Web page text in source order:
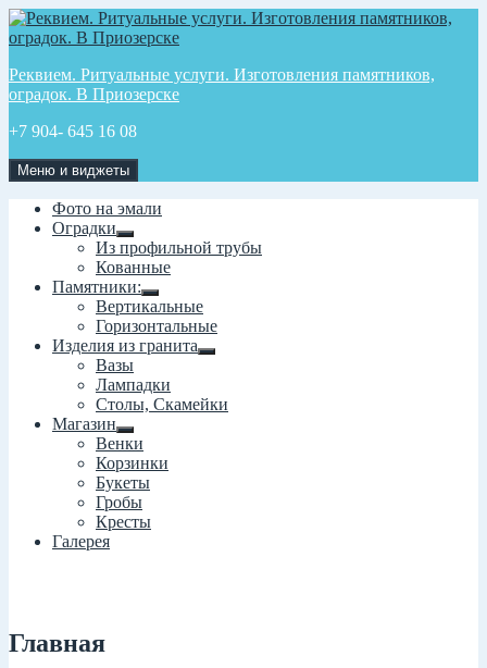
Перейти
к
Реквием. Ритуальные услуги. Изготовления памятников,
оградок. В Приозерске
+7 904- 645 16 08
Меню и виджеты
Фото на эмали
Оградки
раскрыть
дочернее
меню
Из профильной трубы
Кованные
Памятники:
раскрыть
дочернее
меню
Вертикальные
Горизонтальные
Изделия из гранита
раскрыть
Вазы
Лампадки
Столы, Скамейки
Магазин
раскрыть
дочернее
меню
Венки
Корзинки
Букеты
Гробы
Кресты
Галерея
Главная